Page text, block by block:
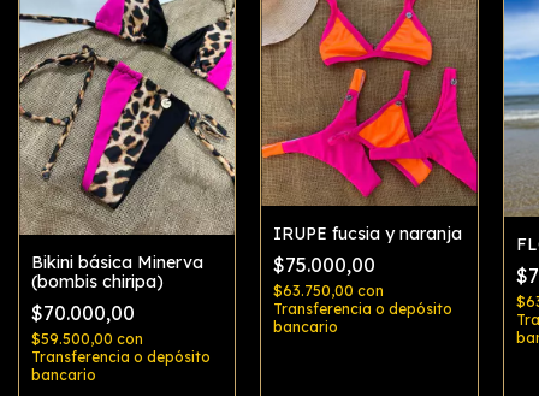
Bikini básica Minerva
(bombis chiripa)
$70.000,00
$59.500,00 con
Transferencia o depósito
bancario
IRUPE fucsia y naranja
$75.000,00
$63.750,00con
Transferencia o depósito
bancario